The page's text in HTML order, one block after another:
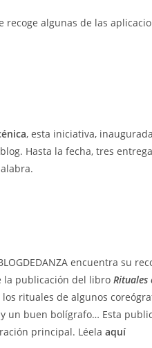
algunas de las
, esta iniciativa,
Hasta la fecha, tres
encuentra su
la publicación del libro
rituales de algunos
un buen bolígrafo… Esta
principal. Léela aquí